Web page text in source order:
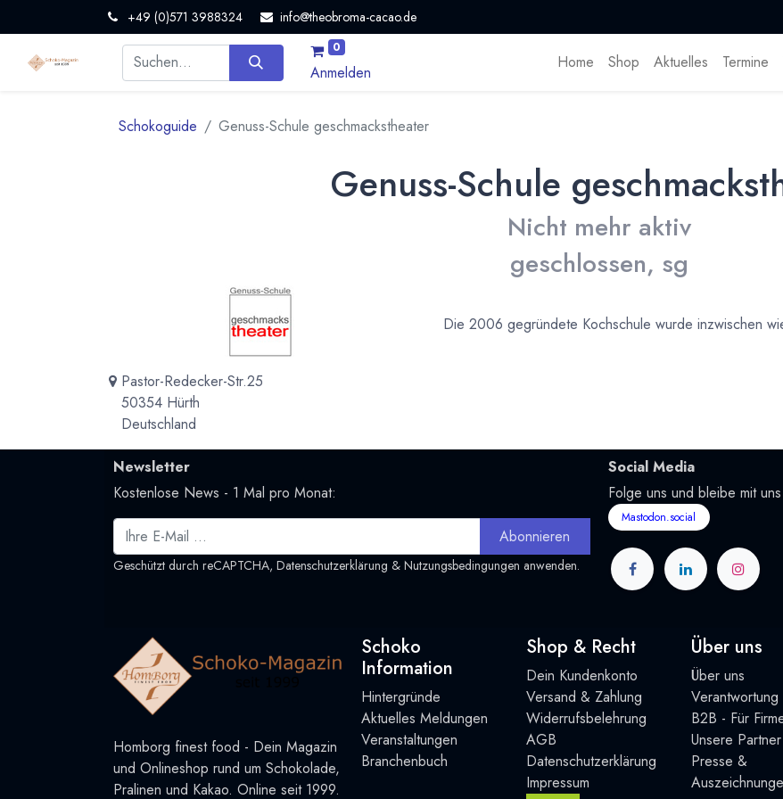
+49 (0)571 3988324 info@theobroma-cacao.de
0
Anmelden
Home Shop Aktuelles Termine
Schokoguide Genuss-Schule geschmackstheater
Genuss-Schule
Nicht mehr aktiv
geschlossen, sg
Pastor-Redecker-Str.25
50354 Hürth
Deutschland
Die 2006 gegründete Kochschule wurde inzwischen
Newsletter
Kostenlose News - 1 Mal pro Monat:
Abonnieren
Geschützt durch reCAPTCHA, Datenschutzerklärung & Nutzungsbedingungen anwenden.
Social Media
Folge uns und bleibe mit
Mastodon.social
Schoko
Information
Hintergründe
Aktuelles Meldungen
Veranstaltungen
Branchenbuch
Shop & Recht
Dein Kundenkonto
Versand & Zahlung
Widerrufsbelehrung
AGB
Datenschutzerklärung
Impressum
Über uns
Über uns
Verantwortung
B2B - Für
Unsere Partner
Presse &
Homborg finest food - Dein Magazin
und Onlineshop rund um Schokolade,
Pralinen und Kakao. Online seit 1999.